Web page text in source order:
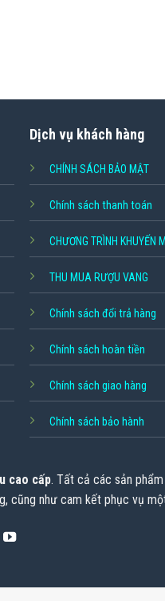
Dịch vụ khách hàng
CHÍNH SÁCH BẢO MẬT
Chính sách thanh toán
CHƯƠNG TRÌNH KHUYẾN
THU MUA RƯỢU VANG
Chính sách đổi trả hàng
Chính sách hoàn tiền
Chính sách giao hàng
Chính sách bảo hành
cao cấp. Tất cả các sản
cũng như cam kết phục vụ